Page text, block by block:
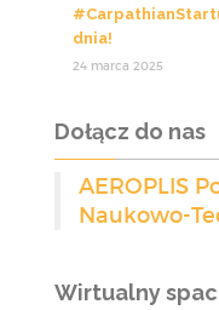
dnia!
24 marca 2025
Dołącz do nas
AEROPLIS
Naukowo-
Wirtualny